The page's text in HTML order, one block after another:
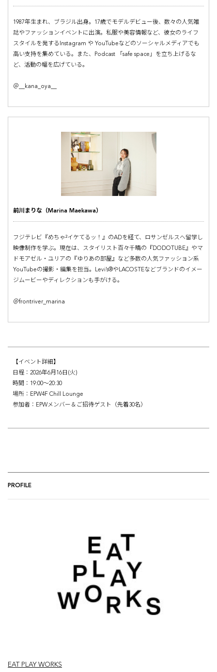
1987年生まれ、ブラジル出身。17歳でモデルデビュー後、数々の人気雑
誌やファッションイベントに出演。私服や美容情報など、彼女のライフ
スタイルを発するInstagram や YouTubeなどのソーシャルメディアでも
高い支持を集めている。また、Podcast 「safe space」を立ち上げるな
ど、活動の幅を広げている。
＠__kana_oya__
前川まりな（Marina Maekawa）
フジテレビ『めちゃ²イケてるッ！』のADを経て、ロサンゼルスへ留学し
映像制作を学ぶ。現在は、スタイリスト百々千晴の『DODOTUBE』やマ
ドモアゼル・ユリアの『ゆりあの部屋』など多数の人気ファッション系
YouTubeの撮影・編集を担当。Levi’s®やLACOSTEなどブランドのイメー
ジムービーやディレクションも手がける。
＠frontriver_marina
【イベント詳細】
日程：2026年6月16日(火)
時間：19:00〜20:30
場所：EPW4F Chill Lounge
参加者：EPWメンバー＆ご招待ゲスト（先着30名）
PROFILE
EAT PLAY WORKS